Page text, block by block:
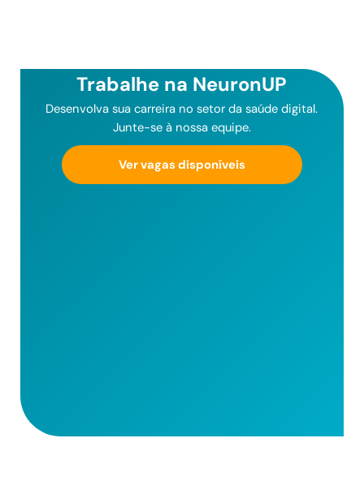
Trabalhe na NeuronUP
Desenvolva sua carreira no setor da saúde digital.
Junte-se à nossa equipe.
Ver vagas disponíveis